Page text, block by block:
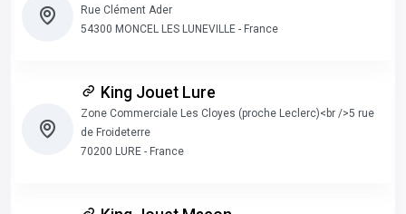
Rue Clément Ader
54300 MONCEL LES LUNEVILLE - France
King Jouet Lure
Zone Commerciale Les Cloyes (proche Leclerc)<br />5 rue
de Froideterre
70200 LURE - France